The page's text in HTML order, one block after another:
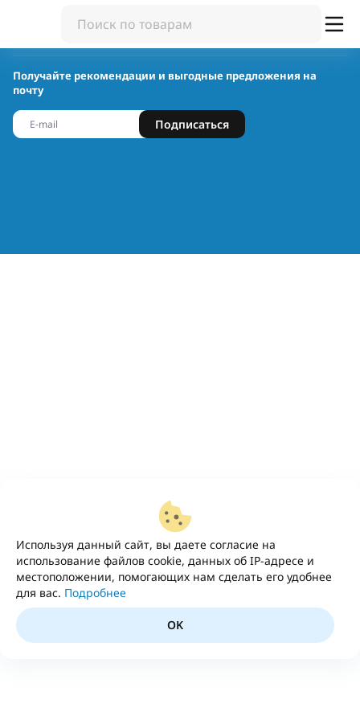
Используя данный сайт, вы даете согласие на
использование файлов cookie, данных об IP-адресе и
местоположении, помогающих нам сделать его удобнее
для вас. Подробнее
OK
Получайте рекомендации и выгодные предложения на
почту
Подписаться